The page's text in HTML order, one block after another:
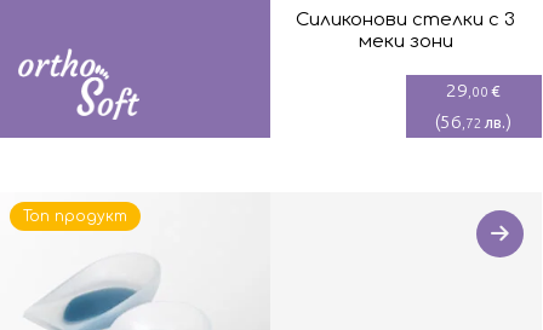
Силиконови стелки с 3
меки зони
29 ,00 €
(56 ,72 лв.)
Топ продукт